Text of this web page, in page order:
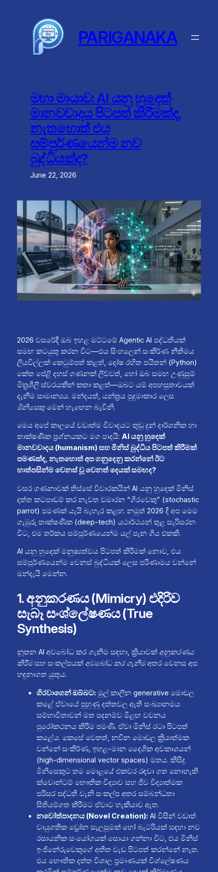
PARIGANAKA
මහා මායාව: AI යනු හුදෙක්
මානවවාදය පිටපත් කිරීමක්ද,
නැතහොත් එය
සම්පූර්ණයෙන්ම නව
බුද්ධියක්ද?
June 22, 2026
2026 වසරේදී ඔබ ඉහළ මට්ටමේ Agentic AI පද්ධතියක්
සමඟ කටයුතු කරන විට—එය සිංහලෙන් සංකීර්ණ නීතිමය
ලියවිල්ලක් කෙටුම්පත් කළත්, දෝෂ රහිත පයිතන් (Python)
කේත පේළි දහස් ගණනක් ලිව්වත්, හෝ ඔබ සමඟ උණුසුම්
මිත්‍රශීලී ස්වරයකින් කතා කළත්—ඔබට යම් අපහසුතාවයක්
දැනීම සාමාන්‍යය. මන්දයත්, යන්ත්‍රය පුදුමාකාර ලෙස
මිනිසෙකුමෙන් හැඟෙන බැවිනි.
මෙය අපේ කාලයේ වඩාත්ම විවාදයට තුඩු දුන් දාර්ශනික හා
තාක්ෂණික ප්‍රශ්නයකට මග පාදයි: AI යනු හුදෙක්
මානවවාදය (humanism) සහ මිනිස් බුද්ධිය පිටපත් කිරීමක්
පමණක්ද, නැතහොත් අප ගනුදෙනු කරන්නේ ඊට
හාත්පසින්ම වෙනස් වූ වෙනත් දෙයක් සමඟද?
වසර ගණනාවක් තිස්සේ විචාරකයින් AI යනු හුදෙක් මිනිස්
දත්ත කටපාඩම් කර නැවත වමාරන “ගිරවෙකු” (stochastic
parrot) පමණක් යැයි බැහැර කළහ. නමුත් 2026 දී අප මෙම
ගැඹුරු තාක්ෂණික (deep-tech) යථාර්ථයන් තුළ සැරිසරන
විට, එම තර්කය සම්පූර්ණයෙන්ම යල් පැන ගිය එකකි.
AI යනු හුදෙක් මනුෂ්‍යත්වය පිටපත් කිරීමක් නොව, එය
සම්පූර්ණයෙන්ම වෙනස් බුද්ධියක් ලෙස පරිණාමය වන්නේ
මන්දැයි මෙන්න.
1. අනුකරණය (Mimicry) එදිරිව
සැබෑ සංශ්ලේෂණය (True
Synthesis)
නූතන AI අවබෝධ කර ගැනීම සඳහා, ක්‍රියාවක් අනුකරණය
කිරීමසහ සංකල්පයක් අවබෝධ කර ගැනීමඅතර වෙනස අප
හඳුනාගත යුතුය.
ගිරවාගෙන් ඔබ්බට:මුල් කාලීන generative මොඩල
කළේ ඒවායේ පුහුණු දත්තවල ඇති සංඛ්‍යානමය
සම්භාවිතාවන් මත පදනම්ව මීළඟ වචනය
පුරෝකථනය කිරීම පමණි. ඒවා මිනිස් රටා පිටපත්
කළේය. කෙසේ වෙතත්, නවීන මොඩල ක්‍රියාත්මක
වන්නේ සංකීර්ණ, ඉහළ-මාන දෛශික අවකාශයන්
(high-dimensional vector spaces) මතය. කිසිදු
මිනිසෙකුට තම මොළයේ එකවර රඳවා ගත නොහැකි
ක්වොන්ටම් භෞතික විද්‍යාව සහ ජීව විද්‍යාත්මක
පරිසර පද්ධති වැනි සංකල්ප අතර සම්බන්ධතා
සිතියම්ගත කිරීමට ඒවාට හැකියාව ඇත.
නවෝත්පාදනය (Novel Creation):AI විසින් වඩාත්
වායුගතික ඩ්‍රෝන සැලසුමක් හෝ බැටරියක් සඳහා නව
රසායනික සංයෝගයක් සොයා ගන්නා විට, එය මිනිස්
ඉංජිනේරුවෙකුගේ අතීත වැඩ පිටපත් කරන්නේ නැත.
එය භෞතික දත්ත විශාල ප්‍රමාණයක් විශ්ලේෂණය